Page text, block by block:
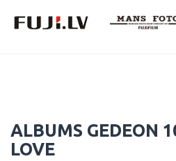
ALBUMS GEDEON
LOVE